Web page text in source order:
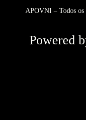
APOVNI – Todos os
Powered